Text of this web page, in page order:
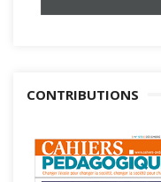
CONTRIBUTIONS